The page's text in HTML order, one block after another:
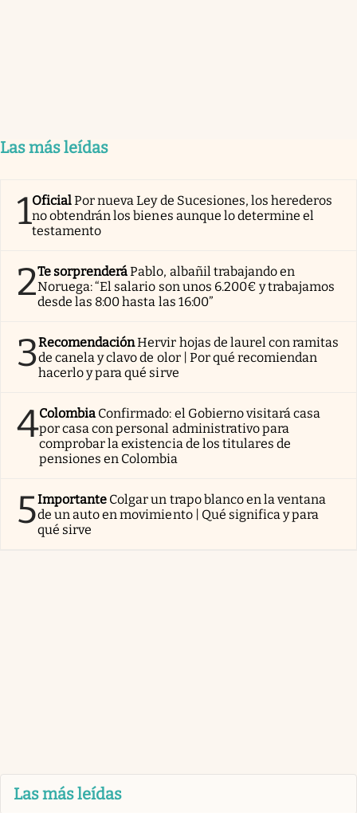
Las más leídas
1OficialPor nueva Ley de Sucesiones, los herederos
no obtendrán los bienes aunque lo determine el
testamento
2Te sorprenderáPablo, albañil trabajando en
Noruega: “El salario son unos 6.200€ y trabajamos
desde las 8:00 hasta las 16:00”
3RecomendaciónHervir hojas de laurel con ramitas
de canela y clavo de olor | Por qué recomiendan
hacerlo y para qué sirve
4Colombia Confirmado: el Gobierno visitará casa
por casa con personal administrativo para
comprobar la existencia de los titulares de
pensiones en Colombia
5Importante Colgar un trapo blanco en la ventana
de un auto en movimiento | Qué significa y para
qué sirve
Las más leídas